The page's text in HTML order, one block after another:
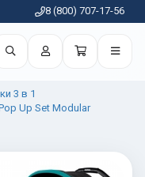
8 (800) 707-17-56
3 в 1
Up Set Modular